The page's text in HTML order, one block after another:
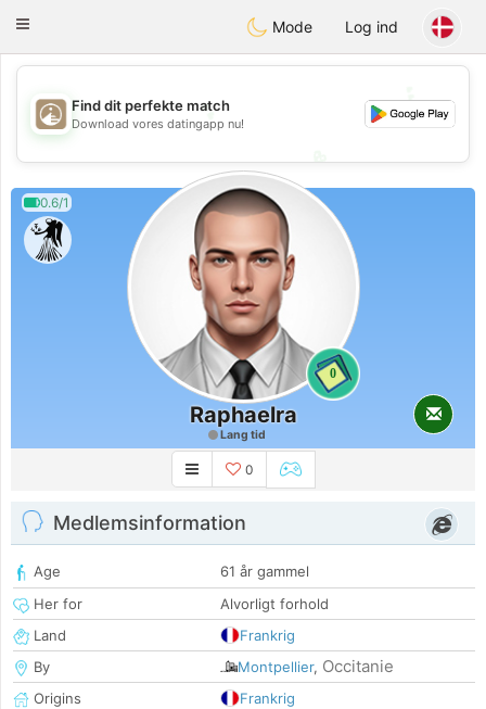
ahebik
Toggle
Mode Log ind
💖
💕
Find dit perfekte match
Download vores datingapp nu!
0.6/1
0
Raphaelra
Lang tid
0
Medlemsinformation
Age
61 år gammel
Her for
Alvorligt forhold
Land
Frankrig
By
Montpellier, Occitanie
Origins
Frankrig